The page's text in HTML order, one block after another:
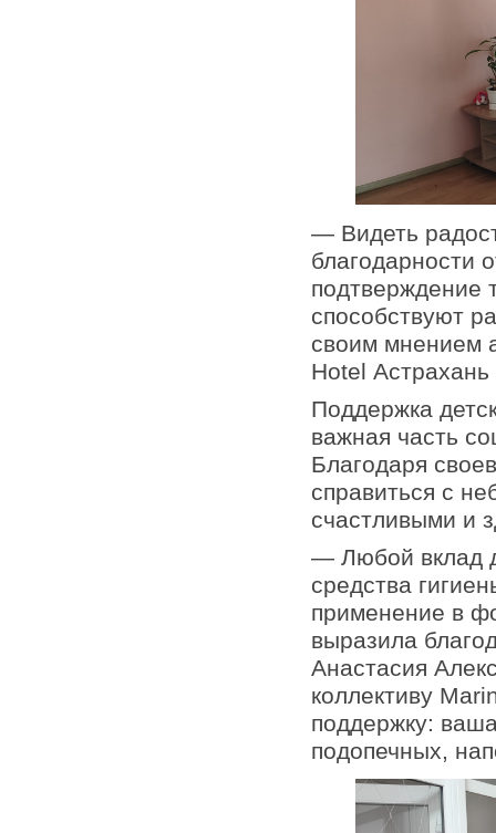
— Видеть
благодарности
подтверждение
способствуют
своим мнением
Hotel
Поддержка
важная часть
Благодаря
справиться с
счастливыми и
— Любой вклад
средства
применение в
выразила
Анастасия
коллективу
поддержку:
подопечных,